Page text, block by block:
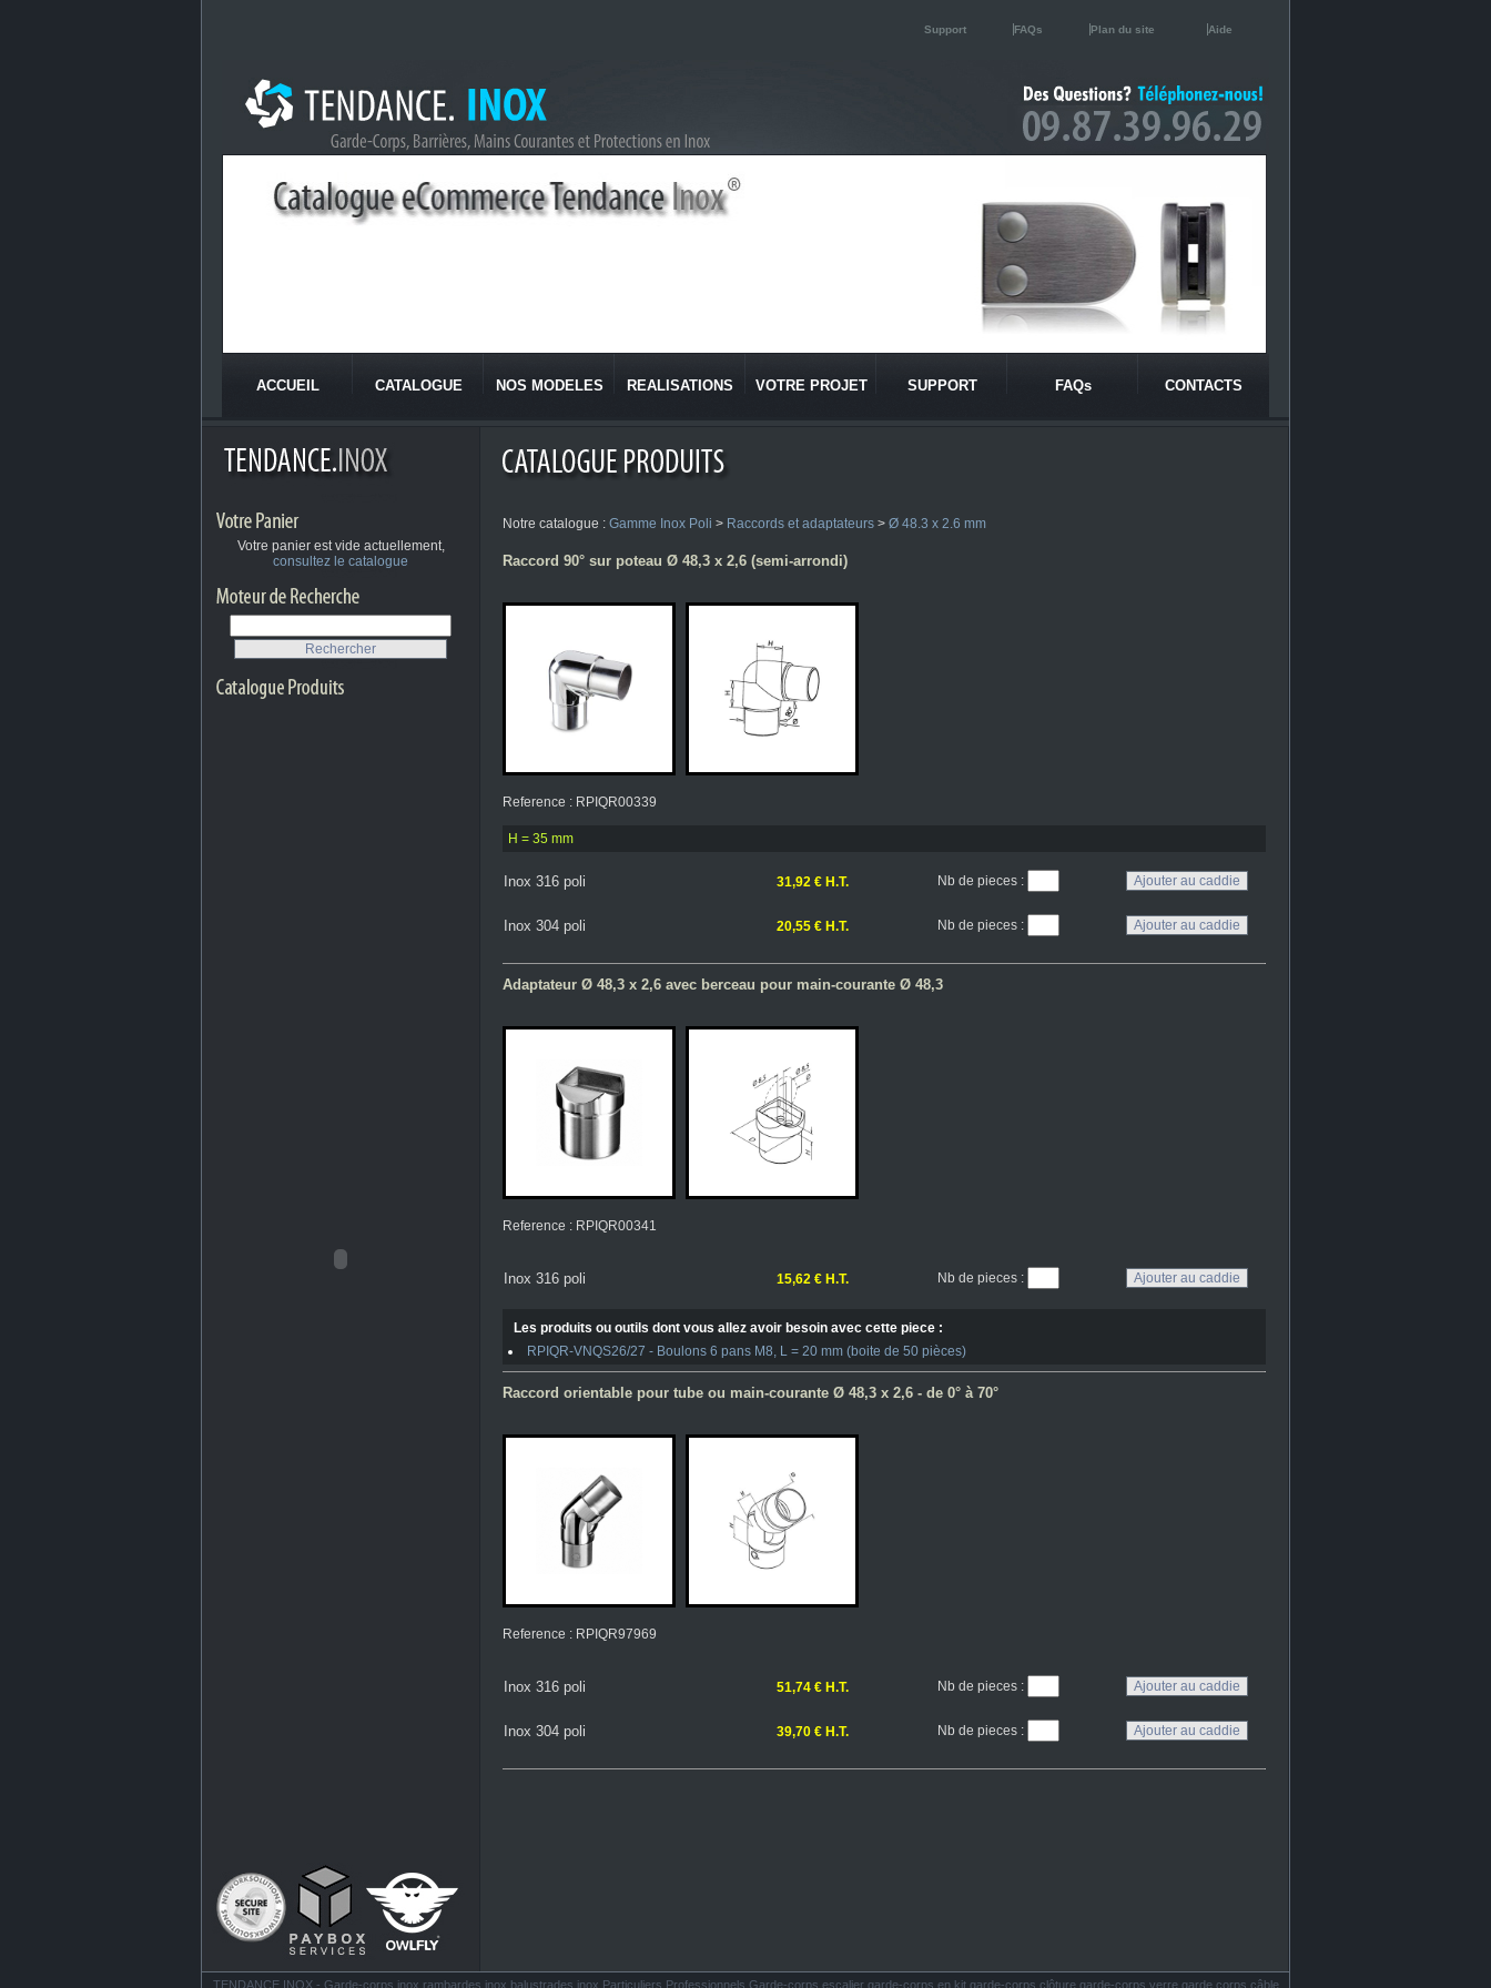
Support FAQs Plan du site Aide
ACCUEIL CATALOGUE NOS MODELES REALISATIONS VOTRE PROJET SUPPORT FAQs CONTACTS
Votre panier est vide actuellement,
consultez le catalogue
Notre catalogue : Gamme Inox Poli > Raccords et adaptateurs > Ø 48.3 x 2.6 mm
Raccord 90° sur poteau Ø 48,3 x 2,6 (semi-arrondi)
Reference : RPIQR00339
H = 35 mm
Inox 316 poli 31,92 € H.T. Nb de pieces:
Inox 304 poli 20,55 € H.T. Nb de pieces:
Adaptateur Ø 48,3 x 2,6 avec berceau pour main-courante Ø 48,3
Reference : RPIQR00341
Inox 316 poli 15,62 € H.T. Nb de pieces:
Les produits ou outils dont vous allez avoir besoin avec cette piece :
RPIQR-VNQS26/27 - Boulons 6 pans M8, L = 20 mm (boite de 50 pièces)
Raccord orientable pour tube ou main-courante Ø 48,3 x 2,6 - de 0° à 70°
Reference : RPIQR97969
Inox 316 poli 51,74 € H.T. Nb de pieces:
Inox 304 poli 39,70 € H.T. Nb de pieces:
TENDANCE INOX - Garde-corps inox rambardes inox balustrades inox Particuliers Professionnels Garde-corps escalier garde-corps en kit garde-corps clôture garde-corps verre garde corps câble